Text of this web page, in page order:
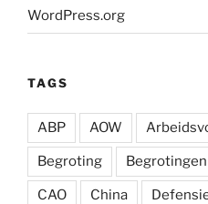
WordPress.org
TAGS
ABP AOW
Begroting Begrotingen
CAO China